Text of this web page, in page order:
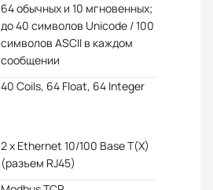
64 обычных и 10 мгновенных;
до 40 символов Unicode / 100
символов ASCII в каждом
сообщении
40 Coils, 64 Float, 64 Integer
2 x Ethernet 10/100 Base T(X)
(разъем RJ45)